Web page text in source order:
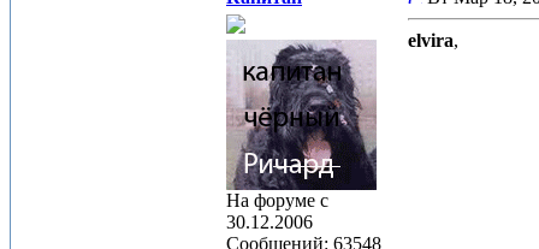
На форуме с
30.12.2006
Сообщений: 63548
elvira,